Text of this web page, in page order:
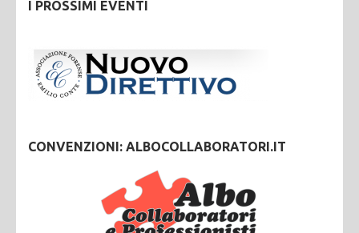
I PROSSIMI EVENTI
CONVENZIONI: ALBOCOLLABORATORI.IT